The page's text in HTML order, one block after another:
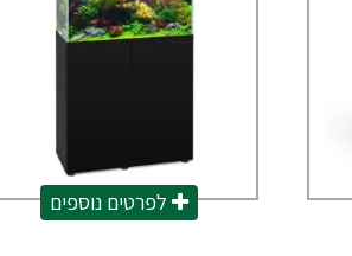
לפרטים נוספים